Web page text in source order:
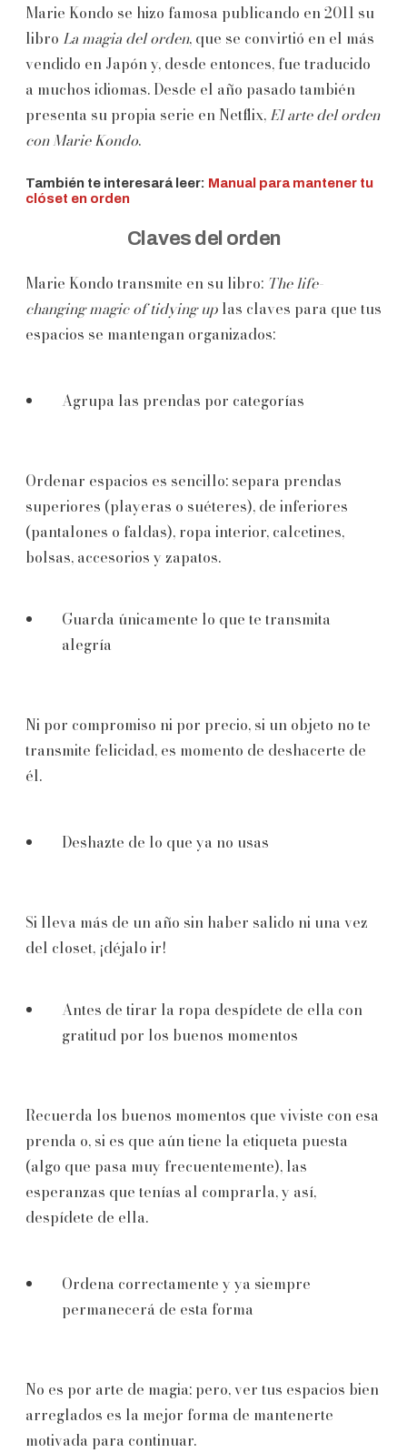
Marie Kondo se hizo famosa publicando en 2011 su
libro La magia del orden, que se convirtió en el más
vendido en Japón y, desde entonces, fue traducido
a muchos idiomas. Desde el año pasado también
presenta su propia serie en Netflix, El arte del orden
con Marie Kondo.
También te interesará leer: Manual para mantener tu
clóset en orden
Claves del orden
Marie Kondo transmite en su libro: The life-
changing magic of tidying up las claves para que tus
espacios se mantengan organizados:
Agrupa las prendas por categorías
Ordenar espacios es sencillo: separa prendas
superiores (playeras o suéteres), de inferiores
(pantalones o faldas), ropa interior, calcetines,
bolsas, accesorios y zapatos.
Guarda únicamente lo que te transmita
alegría
Ni por compromiso ni por precio, si un objeto no te
transmite felicidad, es momento de deshacerte de
él.
Deshazte de lo que ya no usas
Si lleva más de un año sin haber salido ni una vez
del closet, ¡déjalo ir!
Antes de tirar la ropa despídete de ella con
gratitud por los buenos momentos
Recuerda los buenos momentos que viviste con esa
prenda o, si es que aún tiene la etiqueta puesta
(algo que pasa muy frecuentemente), las
esperanzas que tenías al comprarla, y así,
despídete de ella.
Ordena correctamente y ya siempre
permanecerá de esta forma
No es por arte de magia; pero, ver tus espacios bien
arreglados es la mejor forma de mantenerte
motivada para continuar.